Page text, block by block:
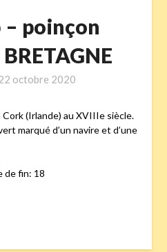
poinçon
octobre 2020
(Irlande) au XVIIIe siècle.
marqué d’un navire et d’une
de fin: 18